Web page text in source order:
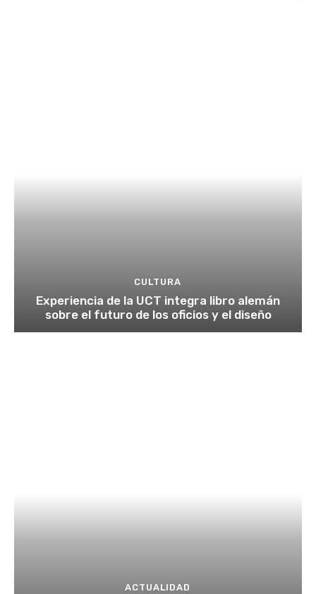
CULTURA
Experiencia de la UCT integra libro alemán
sobre el futuro de los oficios y el diseño
ACTUALIDAD